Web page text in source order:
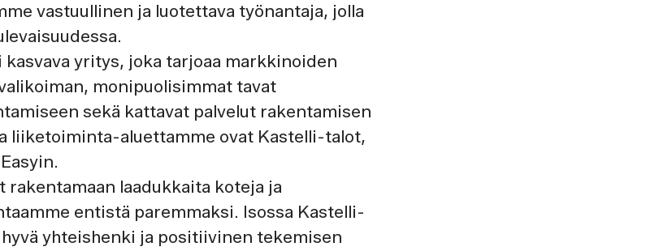
vastuullinen ja luotettava työnantaja, jolla
kasvava yritys, joka tarjoaa markkinoiden
monipuolisimmat tavat
sekä kattavat palvelut rakentamisen
liiketoiminta-aluettamme ovat Kastelli-talot,
rakentamaan laadukkaita koteja ja
entistä paremmaksi. Isossa Kastelli-
yhteishenki ja positiivinen tekemisen